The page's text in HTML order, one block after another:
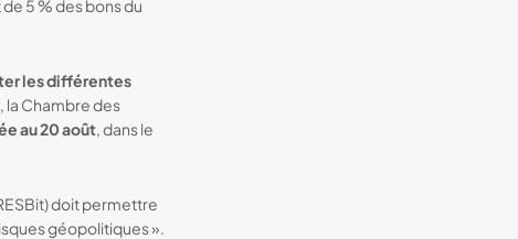
5 % des bons du
les différentes
la Chambre des
au 20 août, dans le
doit permettre
géopolitiques ».